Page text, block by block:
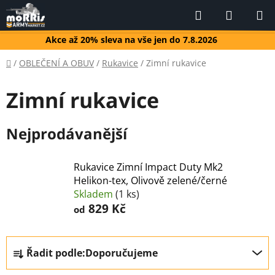
Přejít
na
obsah
Akce až 20% sleva na vše jen do 7.8.2026
Hledat
KOŠÍK
Domů
/ OBLEČENÍ A OBUV / Rukavice / Zimní rukavice
Zimní rukavice
Nejprodávanější
Rukavice Zimní Impact Duty Mk2
Helikon-tex, Olivově zelené/černé
Skladem (1 ks)
od 829 Kč
Ř
a Řadit podle:Doporučujeme